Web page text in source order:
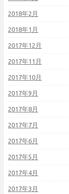
2018年2月
2018年1月
2017年12月
2017年11月
2017年10月
2017年9月
2017年8月
2017年7月
2017年6月
2017年5月
2017年4月
2017年3月